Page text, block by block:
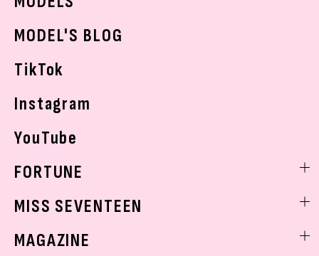
MODEL'S BLOG
TikTok
Instagram
YouTube
FORTUNE
MISS SEVENTEEN
MAGAZINE